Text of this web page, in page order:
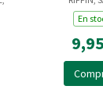
En